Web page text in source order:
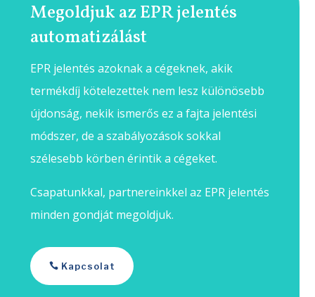
Megoldjuk az EPR jelentés
automatizálást
EPR jelentés azoknak a cégeknek, akik
termékdíj kötelezettek nem lesz különösebb
újdonság, nekik ismerős ez a fajta jelentési
módszer, de a szabályozások sokkal
szélesebb körben érintik a cégeket.
Csapatunkkal, partnereinkkel az EPR jelentés
minden gondját megoldjuk.
Kapcsolat